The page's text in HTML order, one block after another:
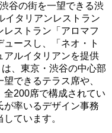
谷の街を一望できる渋
イタリアンレストラン
ストラン「アロマフ
ースし、「ネオ・ト
アルイタリアンを提供
、東京・渋谷の中心部
できるテラス席や、
全200席で構成されてい
が率いるデザイン事務
ています。